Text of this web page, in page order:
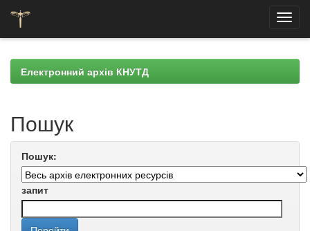
navigationЕлектронний архів КНУТД
Пошук
Пошук:
запит